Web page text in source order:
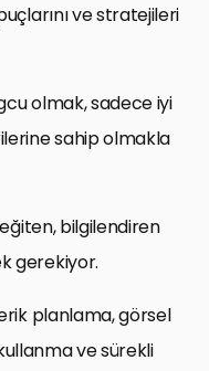
ve stratejileri
olmak, sadece iyi
sahip olmakla
bilgilendiren
gerekiyor.
planlama, görsel
ve sürekli